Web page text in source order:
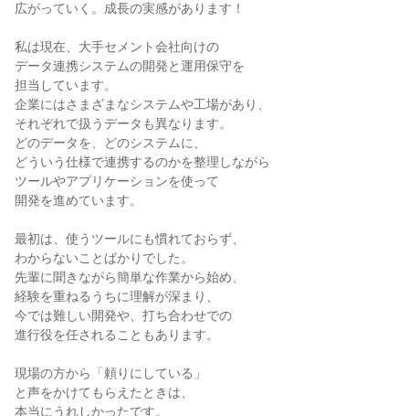
広がっていく。成長の実感があります！
私は現在、大手セメント会社向けの
データ連携システムの開発と運用保守を
担当しています。
企業にはさまざまなシステムや工場があり、
それぞれで扱うデータも異なります。
どのデータを、どのシステムに、
どういう仕様で連携するのかを整理しながら
ツールやアプリケーションを使って
開発を進めています。
最初は、使うツールにも慣れておらず、
わからないことばかりでした。
先輩に聞きながら簡単な作業から始め、
経験を重ねるうちに理解が深まり、
今では難しい開発や、打ち合わせでの
進行役を任されることもあります。
現場の方から「頼りにしている」
と声をかけてもらえたときは、
本当にうれしかったです。